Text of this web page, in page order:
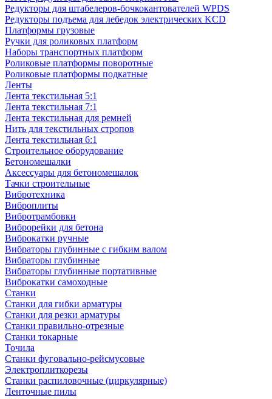
Редукторы для штабелеров-бочкокантователей WPDS
Редукторы подъема для лебедок электрических KCD
Платформы грузовые
Ручки для роликовых платформ
Наборы транспортных платформ
Роликовые платформы поворотные
Роликовые платформы подкатные
Ленты
Лента текстильная 5:1
Лента текстильная 7:1
Лента текстильная для ремней
Нить для текстильных стропов
Лента текстильная 6:1
Строительное оборудование
Бетономешалки
Аксессуары для бетономешалок
Тачки строительные
Вибротехника
Виброплиты
Вибротрамбовки
Виброрейки для бетона
Виброкатки ручные
Вибраторы глубинные с гибким валом
Вибраторы глубинные
Вибраторы глубинные портативные
Виброкатки самоходные
Станки
Станки для гибки арматуры
Станки для резки арматуры
Станки правильно-отрезные
Станки токарные
Точила
Станки фуговально-рейсмусовые
Электроплиткорезы
Станки распиловочные (циркулярные)
Ленточные пилы